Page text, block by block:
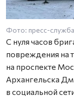
Фото: пресс-служба
С нуля часов
повреждения на
на проспекте
Архангельска
в социальной